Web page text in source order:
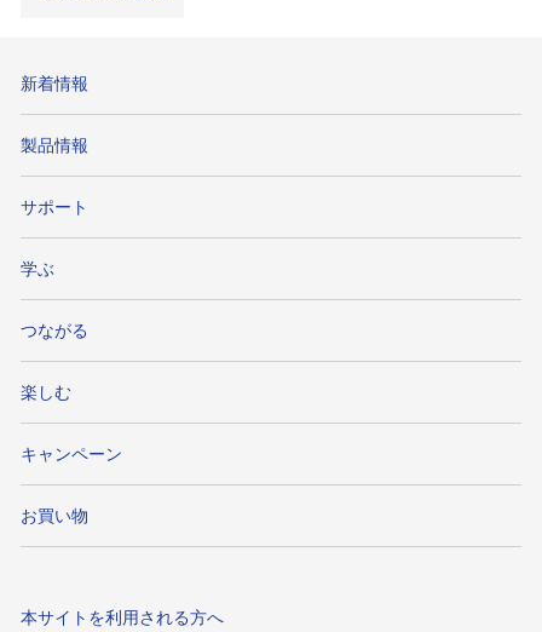
新着情報
製品情報
サポート
学ぶ
つながる
楽しむ
キャンペーン
お買い物
本サイトを利用される方へ